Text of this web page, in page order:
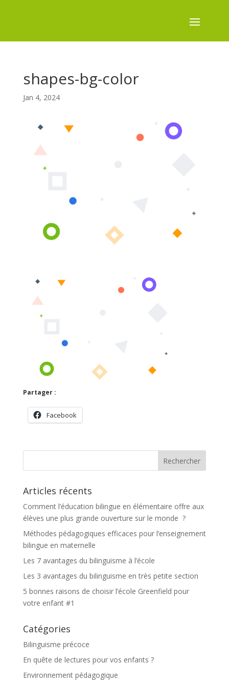
shapes-bg-color
Jan 4, 2024
Partager :
Facebook
Articles récents
Comment l’éducation bilingue en élémentaire offre aux
élèves une plus grande ouverture sur le monde ?
Méthodes pédagogiques efficaces pour l’enseignement
bilingue en maternelle
Les 7 avantages du bilinguisme à l’école
Les 3 avantages du bilinguisme en très petite section
5 bonnes raisons de choisir l’école Greenfield pour
votre enfant #1
Catégories
Bilinguisme précoce
En quête de lectures pour vos enfants ?
Environnement pédagogique